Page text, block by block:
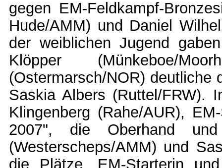
gegen EM-Feldkampf-
Hude/AMM) und Daniel
der weiblichen Jugend
Klöpper (Münkeboe/
(Ostermarsch/NOR) deutliche
Saskia Albers (Ruttel/FRW).
Klingenberg (Rahe/AUR),
2007", die Oberhand und
(Westerscheps/AMM) und
die Plätze. EM-Starterin